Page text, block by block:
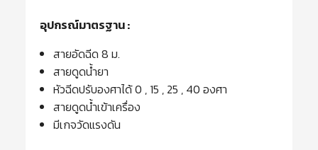
อุปกรณ์มาตรฐาน :
สายอัดฉีด 8 ม.
สายดูดน้ำยา
หัวฉีดปรับองศาได้ 0 , 15 , 25 , 40 องศา
สายดูดน้ำเข้าเครื่อง
มีเกจวัดแรงดัน